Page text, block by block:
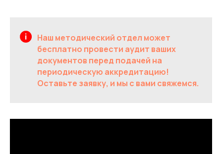
Наш методический отдел может
бесплатно провести аудит ваших
документов перед подачей на
периодическую аккредитацию!
Оставьте заявку, и мы с вами свяжемся.